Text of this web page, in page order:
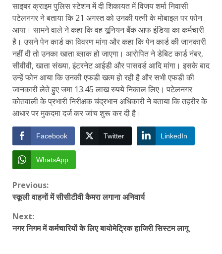
साइबर क्राइम पुलिस स्टेशन में दी शिकायत में विजय शर्मा निवासी
पटेलनगर ने बताया कि 21 अगस्त को उनकी पत्नी के मोबाइल पर फोन
आया। सामने वाले ने कहा कि वह यूनियन बैंक आफ इंडिया का कर्मचारी
है। उसने पेन कार्ड का विवरण मांगा और कहा कि पेन कार्ड की जानकारी
नहीं दी तो उनका खाता ब्लाक हो जाएगा। आरोपित ने डेबिट कार्ड नंबर,
सीवीवी, खाता संख्या, इंटरनेट आईडी और पासवर्ड आदि मांगा। इसके बाद
उन्हें फोन आया कि उनकी एफडी खत्म हो रही है और सभी एफडी की
जानकारी लेते हुए जमा 13.45 लाख रुपये निकाल लिए। पटेलनगर
कोतवाली के प्रभारी निरीक्षक चंद्रभान अधिकारी ने बताया कि तहरीर के
आधार पर मुकदमा दर्ज कर जांच शुरू कर दी है।
Facebook Twitter LinkedIn
WhatsApp
Continue
Previous:
स्कूली वाहनों में सीसीटीवी कैमरा लगाना अनिवार्य
Next:
नगर निगम में कर्मचारियों के लिए बायोमेट्रिक हाजिरी सिस्टम लागू